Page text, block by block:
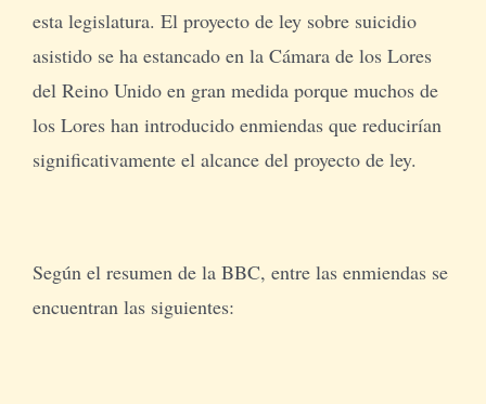
esta legislatura. El proyecto de ley sobre suicidio
asistido se ha estancado en la Cámara de los Lores
del Reino Unido en gran medida porque muchos de
los Lores han introducido enmiendas que reducirían
significativamente el alcance del proyecto de ley.
Según el resumen de la BBC, entre las enmiendas se
encuentran las siguientes: